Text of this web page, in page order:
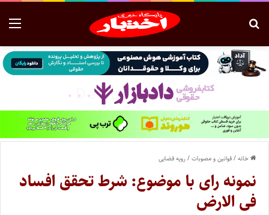
خانه/قوانین و مصوبات/رویه قضایی
نمونه رای با موضوع: شرط تحقق افساد
فی الارض